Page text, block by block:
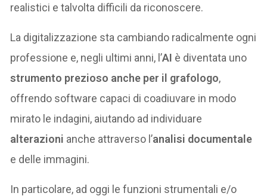
realistici e talvolta difficili da riconoscere.
La digitalizzazione sta cambiando radicalmente ogni
professione e, negli ultimi anni, l’AI è diventata uno
strumento prezioso anche per il grafologo,
offrendo software capaci di coadiuvare in modo
mirato le indagini, aiutando ad individuare
alterazioni anche attraverso l’analisi documentale
e delle immagini.
In particolare, ad oggi le funzioni strumentali e/o